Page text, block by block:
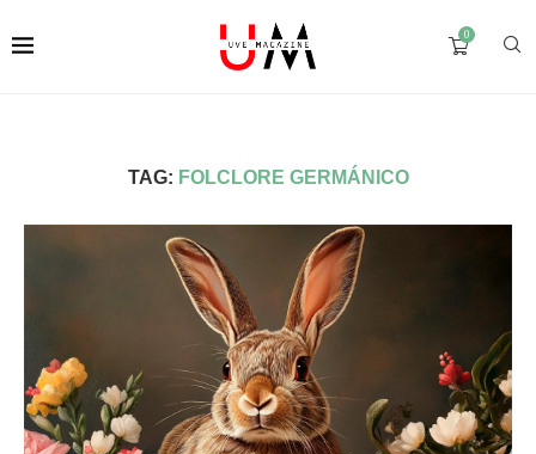
0
TAG: FOLCLORE GERMÁNICO